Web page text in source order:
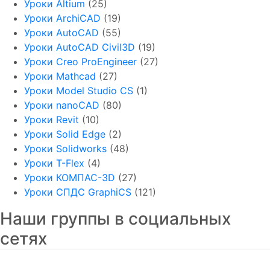
Уроки Altium (25)
Уроки ArchiCAD (19)
Уроки AutoCAD (55)
Уроки AutoCAD Civil3D (19)
Уроки Creo ProEngineer (27)
Уроки Mathcad (27)
Уроки Model Studio CS (1)
Уроки nanoCAD (80)
Уроки Revit (10)
Уроки Solid Edge (2)
Уроки Solidworks (48)
Уроки T-Flex (4)
Уроки КОМПАС-3D (27)
Уроки СПДС GraphiCS (121)
Наши группы в социальных
сетях